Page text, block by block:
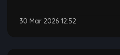
30 Mar 2026 12:52